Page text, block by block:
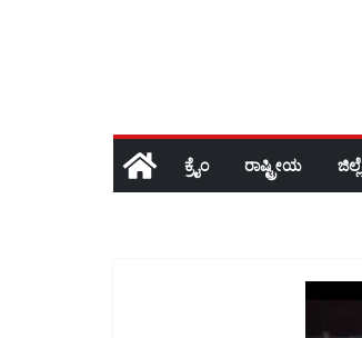
ಕ್ರೈಂ ರಾಷ್ಟ್ರೀಯ ಜಿಲ್ಲೆ